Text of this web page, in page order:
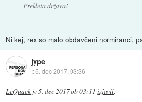
Prekleta država!
Ni kej, res so malo obdavčeni normiranci,
jype
::5. dec 2017, 03:36
LeQuack je5. dec 2017 ob 03:11 izjavil: